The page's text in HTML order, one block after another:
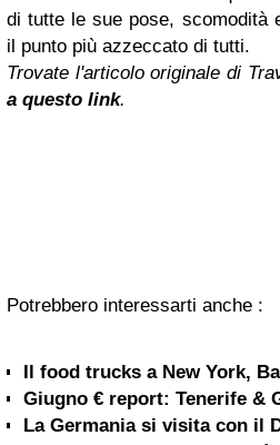
di tutte le sue pose, scomodità
il punto più azzeccato di tutti.
Trovate l'articolo originale di
a questo link.
Potrebbero interessarti anche :
Il food trucks a New York,
Giugno € report: Tenerife &
La Germania si visita con il